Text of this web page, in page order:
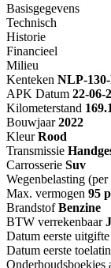
Basisgegevens
Technisch
Historie
Financieel
Milieu
Kenteken NLP-
APK Datum 22-06-
Kilometerstand
Bouwjaar 2022
Kleur Rood
Transmissie
Carrosserie Suv
Wegenbelasting
Max. vermogen 95
Brandstof Benzine
BTW verrekenbaar
Datum eerste uitgifte
Datum eerste
Onderhoudsboekjes